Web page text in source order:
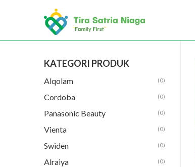
KATEGORI PRODUK
Alqolam (0)
Cordoba (0)
Panasonic Beauty (0)
Vienta (0)
Swiden (0)
Alraiya (0)